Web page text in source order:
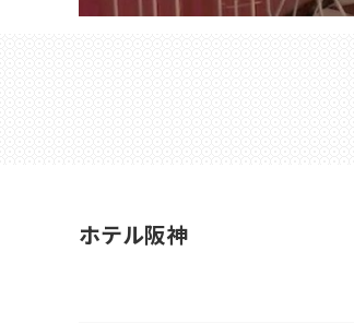
ホテル阪神